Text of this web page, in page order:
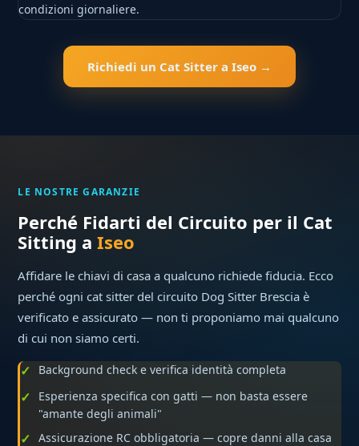
condizioni giornaliere.
Richiedi un Cat Sitter a Iseo →
LE NOSTRE GARANZIE
Perché Fidarti del Circuito per il Cat
Sitting aIseo
Affidare le chiavi di casa a qualcuno richiede fiducia. Ecco
perché ogni cat sitter del circuito Dog Sitter Brescia è
verificato e assicurato — non ti proponiamo mai qualcuno
di cui non siamo certi.
Background check e verifica identità completa
Esperienza specifica con gatti — non basta essere
"amante degli animali"
Assicurazione RC obbligatoria — copre danni alla casa